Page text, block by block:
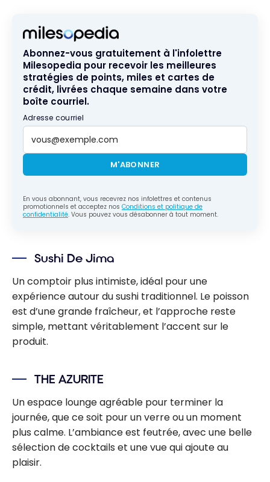
Abonnez-vous gratuitement à l'infolettre
Milesopedia pour recevoir les meilleures
stratégies de points, miles et cartes de
crédit, livrées chaque semaine dans votre
boîte courriel.
Adresse courriel
M'ABONNER
En vous abonnant, vous recevrez nos infolettres et contenus
promotionnels et acceptez nos Conditions et politique de
confidentialité. Vous pouvez vous désabonner à tout moment.
Sushi De Jima
Un comptoir plus intimiste, idéal pour une
expérience autour du sushi traditionnel. Le poisson
est d’une grande fraîcheur, et l’approche reste
simple, mettant véritablement l’accent sur le
produit.
THE AZURITE
Un espace lounge agréable pour terminer la
journée, que ce soit pour un verre ou un moment
plus calme. L’ambiance est feutrée, avec une belle
sélection de cocktails et une vue qui ajoute au
plaisir.